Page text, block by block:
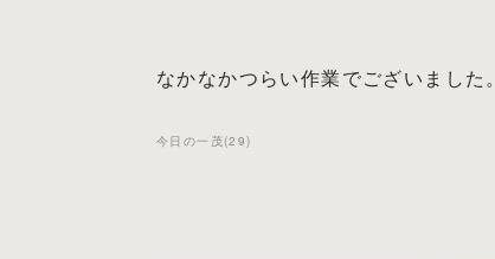
なかなかつらい作業でございました。
今日の一茂(29)